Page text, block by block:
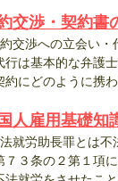
交渉・契約書
約交渉への立会い
行は基本的な弁護
約にどのように携わ
人雇用基礎知
就労助長罪とは不
７３条の２第１項